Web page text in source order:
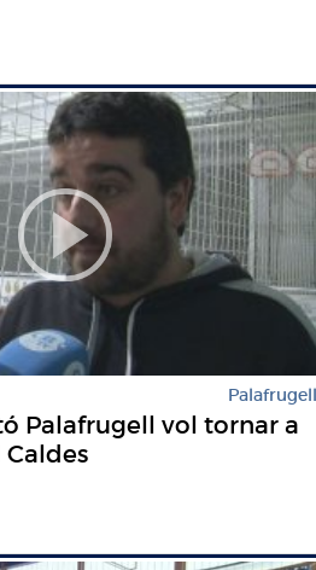
Palafrugell
Palafrugell vol tornar a